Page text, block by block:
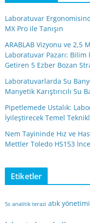
Laboratuvar
MX Pro ile Tanışın
ARABLAB Vizyonu ve 2,5
Laboratuvar Pazarı: Bilim
Getiren 5 Ezber Bozan
Laboratuvarlarda Su
Manyetik Karıştırıcılı Su
Pipetlemede Ustalık:
İyileştirecek Temel
Nem Tayininde Hız ve
Mettler Toledo HS153
Etiketler
5s analitik terazi atık yönetimi